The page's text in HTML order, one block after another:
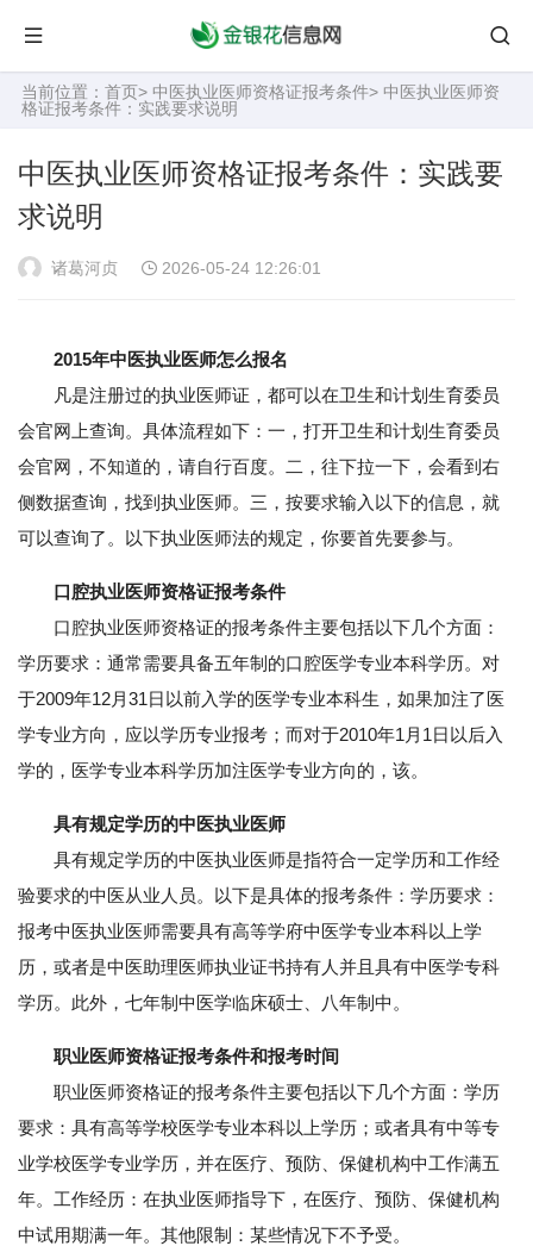
当前位置： 首页> 中医执业医师资格证报考条件> 中医执业医师资
格证报考条件：实践要求说明
中医执业医师资格证报考条件：实践要
求说明
诸葛河贞 2026-05-24 12:26:01
2015年中医执业医师怎么报名
凡是注册过的执业医师证，都可以在卫生和计划生育委员
会官网上查询。具体流程如下：一，打开卫生和计划生育委员
会官网，不知道的，请自行百度。二，往下拉一下，会看到右
侧数据查询，找到执业医师。三，按要求输入以下的信息，就
可以查询了。以下执业医师法的规定，你要首先要参与。
口腔执业医师资格证报考条件
口腔执业医师资格证的报考条件主要包括以下几个方面：
学历要求：通常需要具备五年制的口腔医学专业本科学历。对
于2009年12月31日以前入学的医学专业本科生，如果加注了医
学专业方向，应以学历专业报考；而对于2010年1月1日以后入
学的，医学专业本科学历加注医学专业方向的，该。
具有规定学历的中医执业医师
具有规定学历的中医执业医师是指符合一定学历和工作经
验要求的中医从业人员。以下是具体的报考条件：学历要求：
报考中医执业医师需要具有高等学府中医学专业本科以上学
历，或者是中医助理医师执业证书持有人并且具有中医学专科
学历。此外，七年制中医学临床硕士、八年制中。
职业医师资格证报考条件和报考时间
职业医师资格证的报考条件主要包括以下几个方面：学历
要求：具有高等学校医学专业本科以上学历；或者具有中等专
业学校医学专业学历，并在医疗、预防、保健机构中工作满五
年。工作经历：在执业医师指导下，在医疗、预防、保健机构
中试用期满一年。其他限制：某些情况下不予受。